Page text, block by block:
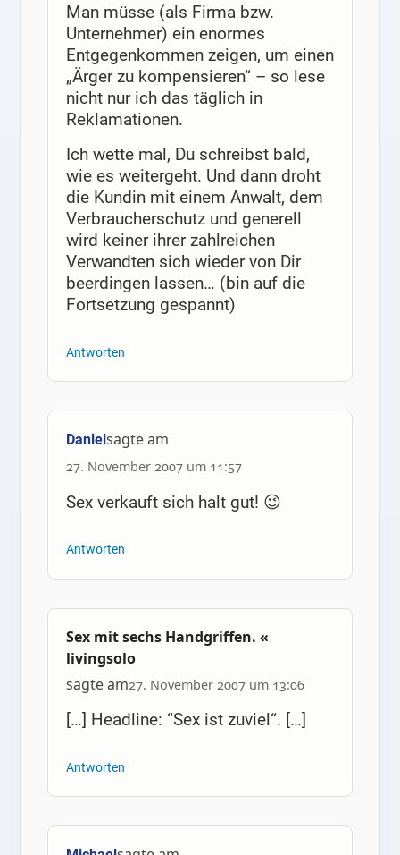
Man müsse (als Firma bzw.
Unternehmer) ein enormes
Entgegenkommen zeigen, um einen
„Ärger zu kompensieren“ – so lese
nicht nur ich das täglich in
Reklamationen.
Ich wette mal, Du schreibst bald,
wie es weitergeht. Und dann droht
die Kundin mit einem Anwalt, dem
Verbraucherschutz und generell
wird keiner ihrer zahlreichen
Verwandten sich wieder von Dir
beerdingen lassen… (bin auf die
Fortsetzung gespannt)
Antworten
Danielsagte am
27. November 2007 um 11:57
Sex verkauft sich halt gut! 😉
Antworten
Sex mit sechs Handgriffen. «
livingsolo
sagte am27. November 2007 um 13:06
[…] Headline: “Sex ist zuviel“. […]
Antworten